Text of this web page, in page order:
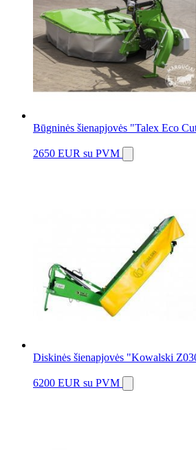
Būgninės šienapjovės "Talex Eco
2650 EUR su PVM
Diskinės šienapjovės "Kowalski
6200 EUR su PVM